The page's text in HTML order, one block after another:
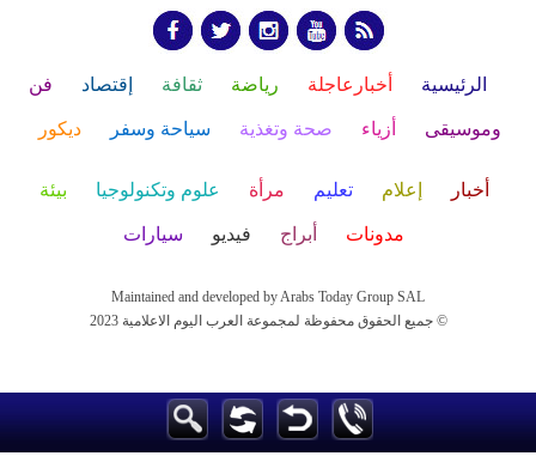
الرئيسية أخبارعاجلة رياضة ثقافة إقتصاد فن
وموسيقى أزياء صحة وتغذية سياحة وسفر ديكور
أخبار إعلام تعليم مرأة علوم وتكنولوجيا بيئة
مدونات أبراج فيديو سيارات
Maintained and developed by Arabs Today Group SAL
جميع الحقوق محفوظة لمجموعة العرب اليوم الاعلامية 2023 ©